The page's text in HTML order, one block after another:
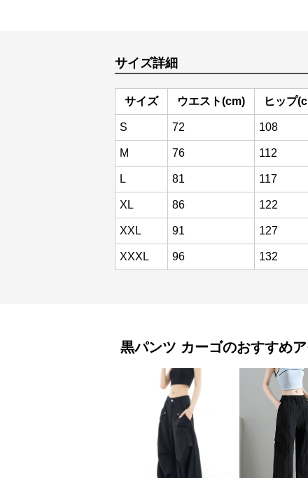
サイズ詳細
サイズ ウエスト(cm) ヒップ
S 72 108
M 76 112
L 81 117
XL 86 122
XXL 91 127
XXXL 96 132
黒パンツ カーゴのおすすめ